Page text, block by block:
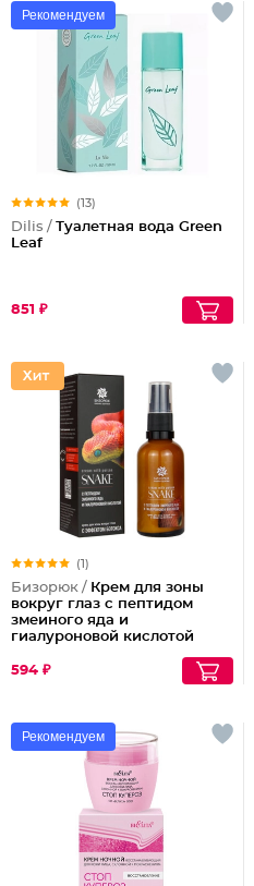
Рекомендуем
(13)
Dilis / Туалетная вода Green
Leaf
851 ₽
(1)
Бизорюк / Крем для зоны
вокруг глаз с пептидом
змеиного яда и
гиалуроновой кислотой
594 ₽
Рекомендуем